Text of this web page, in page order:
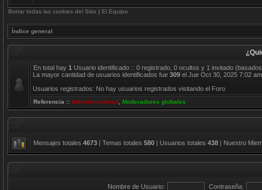
Borrar todas las cookies del Sitio | El Equipo
Índice general
En total hay 1 Usuario identificado :: 0 registrado, 0 ocultos y 1 invitado
La mayor cantidad de usuarios identificados fue 309 el Jue Oct 30, 2025 7:02 am
Usuarios registrados: No hay usuarios registrados visitando el Foro
Referencia :: Administradores Moderadores globales
Mensajes totales 4673 | Temas totales 580 | Usuarios totales 438 | Nuestro
Nombre de Usuario: Contraseña: